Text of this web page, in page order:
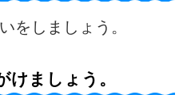
をしましょう。
けましょう。